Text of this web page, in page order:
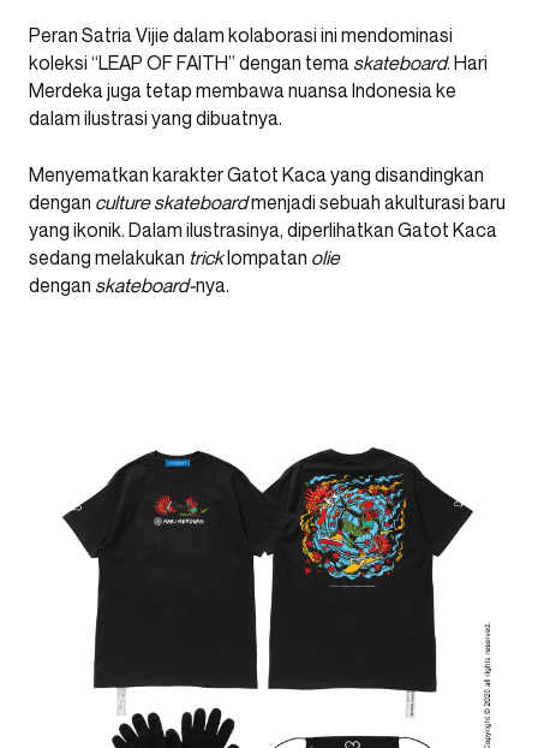
Peran Satria Vijie dalam kolaborasi ini mendominasi
koleksi “LEAP OF FAITH” dengan tema skateboard. Hari
Merdeka juga tetap membawa nuansa Indonesia ke
dalam ilustrasi yang dibuatnya.
Menyematkan karakter Gatot Kaca yang disandingkan
dengan culture skateboardmenjadi sebuah akulturasi baru
yang ikonik. Dalam ilustrasinya, diperlihatkan Gatot Kaca
sedang melakukan tricklompatan olie
dengan skateboard-nya.